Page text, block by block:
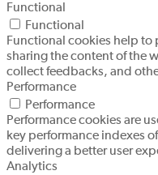
Functional
Functional
Functional cookies help
sharing the content of the
collect feedbacks, and
Performance
Performance
Performance cookies are
key performance indexes
delivering a better user
Analytics